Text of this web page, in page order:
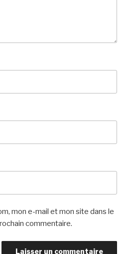
mon e-mail et mon site dans le
commentaire.